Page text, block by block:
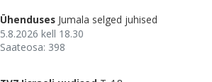
Ühenduses Jumala selged juhised
5.8.2026 kell 18.30
Saateosa: 398